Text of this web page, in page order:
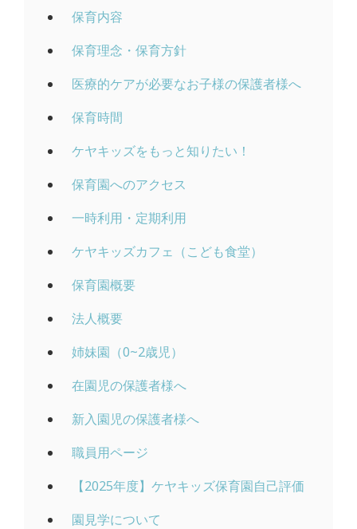
保育内容
保育理念・保育方針
医療的ケアが必要なお子様の保護者様へ
保育時間
ケヤキッズをもっと知りたい！
保育園へのアクセス
一時利用・定期利用
ケヤキッズカフェ（こども食堂）
保育園概要
法人概要
姉妹園（0~2歳児）
在園児の保護者様へ
新入園児の保護者様へ
職員用ページ
【2025年度】ケヤキッズ保育園自己評価
園見学について